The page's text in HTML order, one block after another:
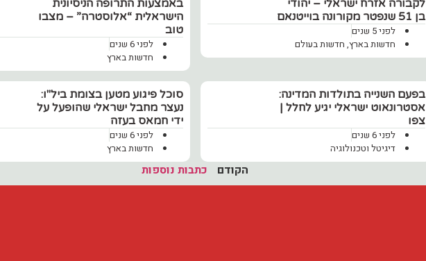
לקבורה אזרח ישראלי – יהודי
בן 51 שנפטר מקורונה בוייטנאם
לפני 5 שנים
חדשות בארץ, חדשות בעולם
באמצעות התרופה הניסיונית
הישראלית “אלוסטרה” – מצבו
טוב
לפני 6 שנים
חדשות בארץ
‏בפעם השנייה בתולדות המדינה:
אסטרונאוט ישראלי יגיע לחלל |
צפו
לפני 6 שנים
דיגיטל וטכנולוגיה
סוכל פיגוע מטען בצומת ביל"ו:
נעצר מחבל ישראלי שהופעל על
ידי חמאס בעזה
לפני 6 שנים
חדשות בארץ
הקודם כתבות נוספות